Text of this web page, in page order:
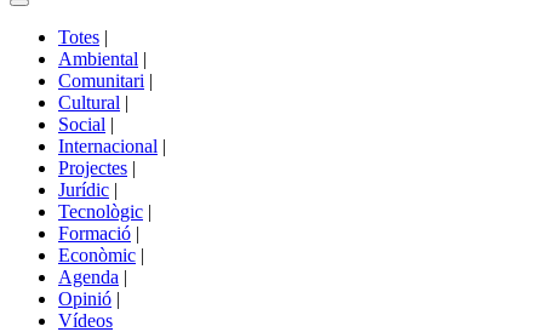
Commutador
portals
Totes |
Ambiental |
Comunitari |
Cultural |
Social |
Internacional |
Projectes |
Jurídic |
Tecnològic |
Formació |
Econòmic |
Agenda |
Opinió |
Vídeos